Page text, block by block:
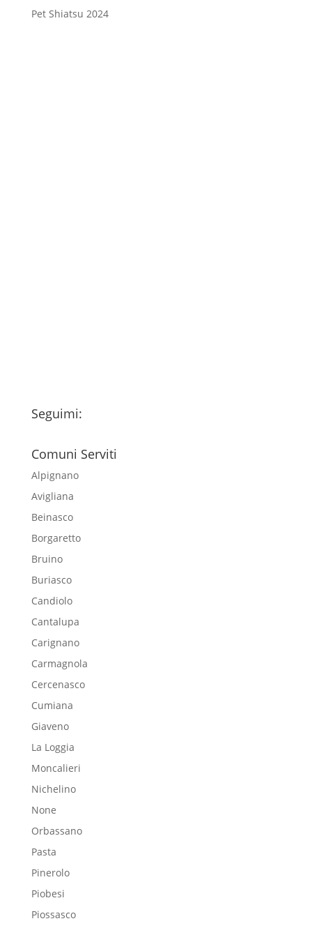
Pet Shiatsu 2024
Seguimi:
Comuni Serviti
Alpignano
Avigliana
Beinasco
Borgaretto
Bruino
Buriasco
Candiolo
Cantalupa
Carignano
Carmagnola
Cercenasco
Cumiana
Giaveno
La Loggia
Moncalieri
Nichelino
None
Orbassano
Pasta
Pinerolo
Piobesi
Piossasco